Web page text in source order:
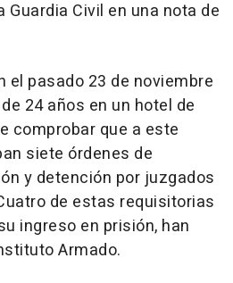
Civil en una nota de
el pasado 23 de noviembre
24 años en un hotel de
comprobar que a este
siete órdenes de
y detención por juzgados
de estas requisitorias
ingreso en prisión, han
Armado.